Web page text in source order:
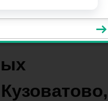
>Отдел судебных
улица, 9